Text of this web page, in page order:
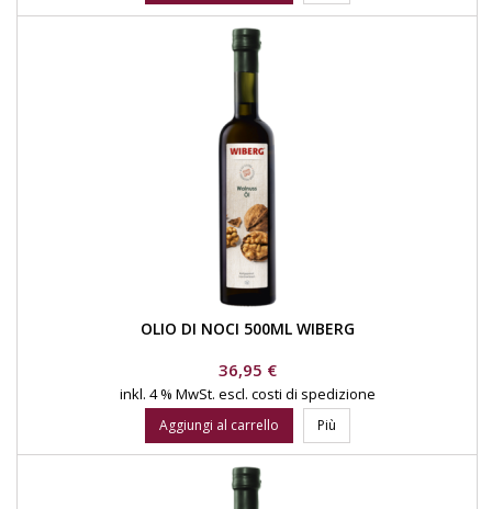
OLIO DI NOCI 500ML WIBERG
Prezzo
36,95 €
inkl. 4 % MwSt. escl. costi di spedizione
Aggiungi al carrello Più